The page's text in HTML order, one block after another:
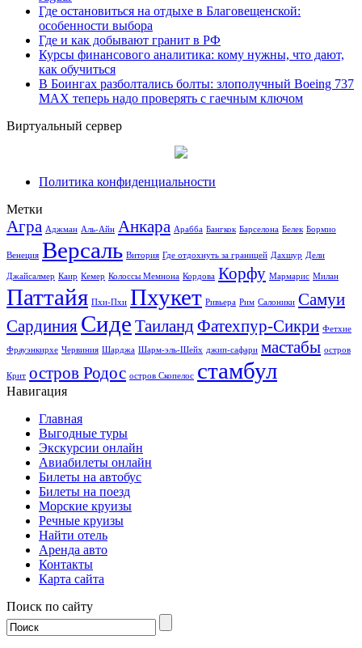
Где остановиться на отдыхе в Благовещенской:
особенности выбора
Где и как добывают гранит в РФ
Курсы финансового аналитика: кому нужны, что дают,
как обучиться
В Боингах разболтались болты: злополучный Boeing 737
MAX теперь надо проверять с гаечным ключом
Виртуальный сервер
Политика конфиденциальности
Метки
Агра Аджман Аль-Айн Анкара Арабба Бангкок Барселона Белек Бормио
Венеция Версаль Витория Где отдохнуть за границей Дахшур Дели
Джайсалмер Каир Кемер Колоссы Мемнона Кордова Корфу Мармарис Милан
Паттайя Пхи-Пхи Пхукет Ривьера Рим Салоники Самуи
Сардиния Сиде ТаиландФатехпур-Сикри Фетхие
Фрауэнкирхе Червиния Шарджа Шарм-эль-Шейх джип-сафари мастабы остров
Крит остров Родос остров Скопелос стамбул
Навигация
Главная
Выгодные туры
Экскурсии онлайн
Авиабилеты онлайн
Билеты на автобус
Билеты на поезд
Морские круизы
Речные круизы
Найти отель
Аренда авто
Контакты
Карта сайта
Поиск по сайту